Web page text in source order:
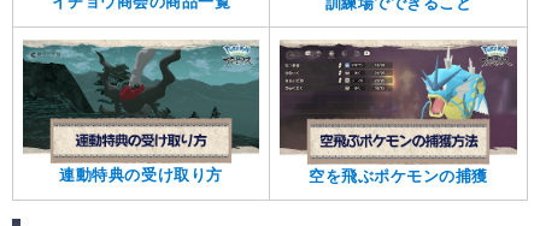
連動特典の受け取り方 空を飛ぶポケモンの捕獲